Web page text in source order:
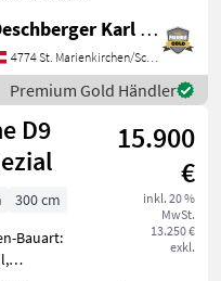
12 Kreiseln,
Gelenkwelle
Deschberger Karl Landtechnik GesmbH & Co KG
4774 St. Marienkirchen/Schärding
Premium Gold Händler
D9
15.900
€
inkl. 20 %
MwSt.
13.250 €
exkl.
300 cm
Bauart: